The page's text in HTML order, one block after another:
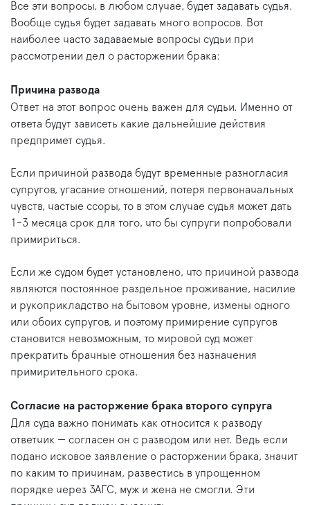
Все эти вопросы, в любом случае, будет задавать судья.
Вообще судья будет задавать много вопросов. Вот
наиболее часто задаваемые вопросы судьи при
рассмотрении дел о расторжении брака:
Причина развода
Ответ на этот вопрос очень важен для судьи. Именно от
ответа будут зависеть какие дальнейшие действия
предпримет судья.
Если причиной развода будут временные разногласия
супругов, угасание отношений, потеря первоначальных
чувств, частые ссоры, то в этом случае судья может дать
1-3 месяца срок для того, что бы супруги попробовали
примириться.
Если же судом будет установлено, что причиной развода
являются постоянное раздельное проживание, насилие
и рукоприкладство на бытовом уровне, измены одного
или обоих супругов, и поэтому примирение супругов
становится невозможным, то мировой суд может
прекратить брачные отношения без назначения
примирительного срока.
Согласие на расторжение брака второго супруга
Для суда важно понимать как относится к разводу
ответчик — согласен он с разводом или нет. Ведь если
подано исковое заявление о расторжении брака, значит
по каким то причинам, развестись в упрощенном
порядке через ЗАГС, муж и жена не смогли. Эти